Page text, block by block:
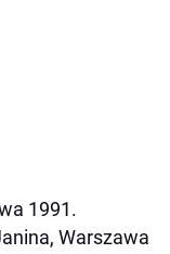
1991.
Warszawa